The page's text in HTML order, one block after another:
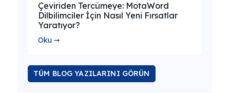
Çeviriden Tercümeye: MotaWord
Dilbilimciler İçin Nasıl Yeni Fırsatlar
Yaratıyor?
Oku ➞
TÜM BLOG YAZILARINI GÖRÜN